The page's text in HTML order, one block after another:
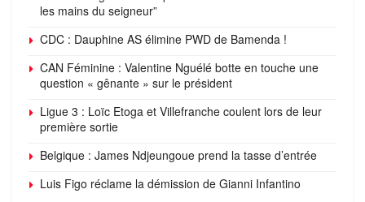
les mains du seigneur”
CDC : Dauphine AS élimine PWD de Bamenda !
CAN Féminine : Valentine Nguélé botte en touche une
question « gênante » sur le président
Ligue 3 : Loïc Etoga et Villefranche coulent lors de leur
première sortie
Belgique : James Ndjeungoue prend la tasse d’entrée
Luis Figo réclame la démission de Gianni Infantino